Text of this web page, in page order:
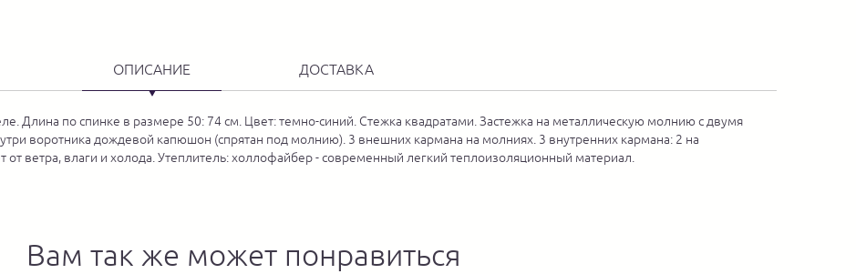
ОПИСАНИЕ ДОСТАВКА
Длина по спинке в размере 50: 74 см. Цвет: темно-синий. Стежка квадратами. Застежка на металлическую молнию с двумя
воротника дождевой капюшон (спрятан под молнию). 3 внешних кармана на молниях. 3 внутренних кармана: 2 на
от ветра, влаги и холода. Утеплитель: холлофайбер - современный легкий теплоизоляционный материал.
Вам так же может понравиться